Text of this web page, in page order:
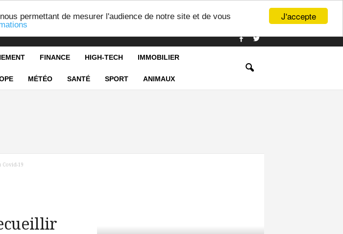
J'accepte
permettant de mesurer l'audience de notre site et de vous
FINANCE HIGH-TECH IMMOBILIER
MÉTÉO SANTÉ SPORT ANIMAUX
19